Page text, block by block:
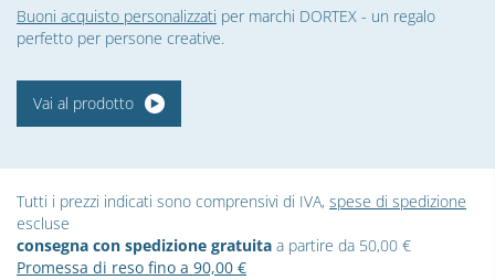
Buoni acquisto personalizzati per marchi DORTEX - un regalo
perfetto per persone creative.
Vai al prodotto
Tutti i prezzi indicati sono comprensivi di IVA, spese di spedizione
escluse
consegna con spedizione gratuita a partire da 50,00 €
Promessa di reso fino a 90,00 €